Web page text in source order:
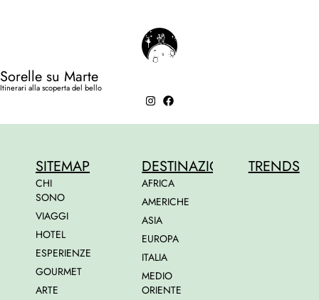
Sorelle su Marte
Itinerari alla scoperta del bello
SITEMAP
CHI
SONO
VIAGGI
HOTEL
ESPERIENZE
GOURMET
ARTE
DESTINAZIONI
AFRICA
AMERICHE
ASIA
EUROPA
ITALIA
MEDIO
ORIENTE
TRENDS